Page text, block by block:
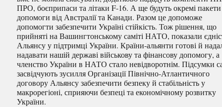
ПРО, боєприпаси та літаки F-16. А ще будуть окремі пакети
допомоги від Австралії та Канади. Разом це допоможе
допомогти забезпечити Україні стійкість. Тож рішення, що
прийняті на Вашингтонському саміті НАТО, показали
Альянсу у підтримці України. Країни-альянти готові й
надавати нашій державі військову та фінансову допомогу, а
членство України в НАТО стало невідворотнім. Підсумки
засвідчують зусилля Організації Північно-Атлантичного
договору Альянсу забезпечити безпеку й стабільність у
макрорегіоні, сприяючи безпеці та економічному розвитку
України.